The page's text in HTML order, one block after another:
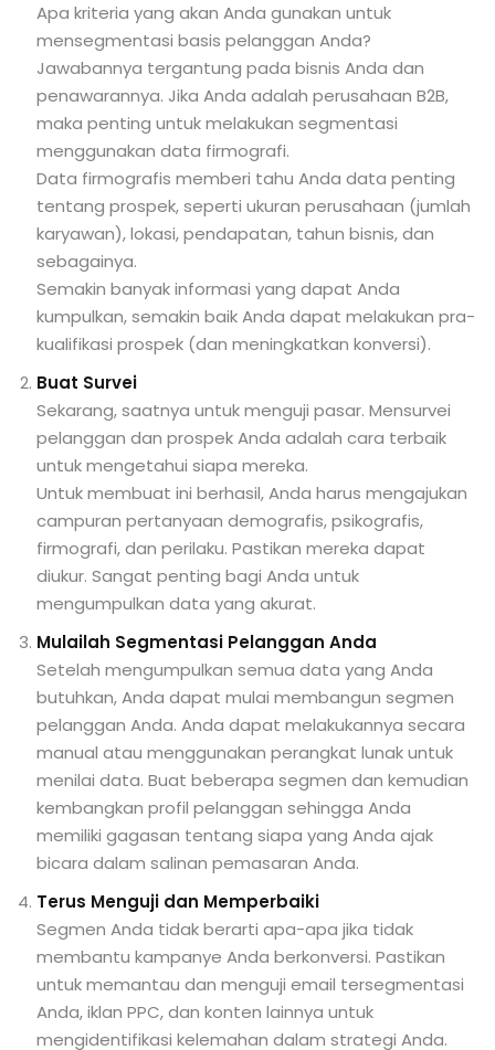
Apa kriteria yang akan Anda gunakan untuk
mensegmentasi basis pelanggan Anda?
Jawabannya tergantung pada bisnis Anda dan
penawarannya. Jika Anda adalah perusahaan B2B,
maka penting untuk melakukan segmentasi
menggunakan data firmografi.
Data firmografis memberi tahu Anda data penting
tentang prospek, seperti ukuran perusahaan (jumlah
karyawan), lokasi, pendapatan, tahun bisnis, dan
sebagainya.
Semakin banyak informasi yang dapat Anda
kumpulkan, semakin baik Anda dapat melakukan pra-
kualifikasi prospek (dan meningkatkan konversi).
Buat Survei
Sekarang, saatnya untuk menguji pasar. Mensurvei
pelanggan dan prospek Anda adalah cara terbaik
untuk mengetahui siapa mereka.
Untuk membuat ini berhasil, Anda harus mengajukan
campuran pertanyaan demografis, psikografis,
firmografi, dan perilaku. Pastikan mereka dapat
diukur. Sangat penting bagi Anda untuk
mengumpulkan data yang akurat.
Mulailah Segmentasi Pelanggan Anda
Setelah mengumpulkan semua data yang Anda
butuhkan, Anda dapat mulai membangun segmen
pelanggan Anda. Anda dapat melakukannya secara
manual atau menggunakan perangkat lunak untuk
menilai data. Buat beberapa segmen dan kemudian
kembangkan profil pelanggan sehingga Anda
memiliki gagasan tentang siapa yang Anda ajak
bicara dalam salinan pemasaran Anda.
Terus Menguji dan Memperbaiki
Segmen Anda tidak berarti apa-apa jika tidak
membantu kampanye Anda berkonversi. Pastikan
untuk memantau dan menguji email tersegmentasi
Anda, iklan PPC, dan konten lainnya untuk
mengidentifikasi kelemahan dalam strategi Anda.